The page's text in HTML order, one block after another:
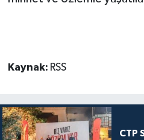
Kaynak: RSS
CTP